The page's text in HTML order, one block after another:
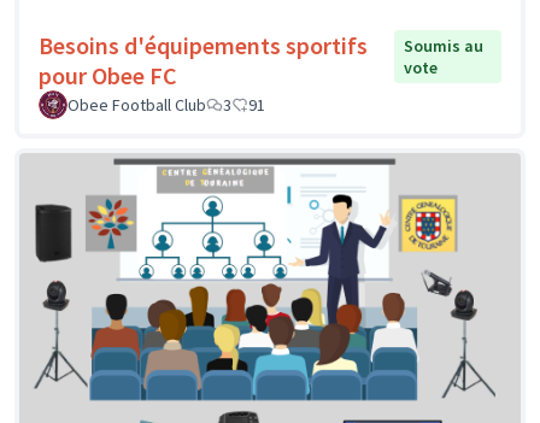
Besoins d'équipements sportifs
pour Obee FC
Soumis au
vote
Obee Football Club
3 91